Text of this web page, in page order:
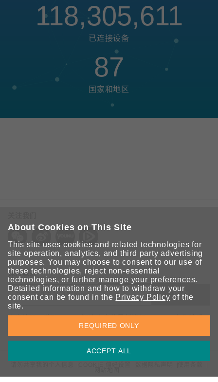
118,305,611
已连接设备
87
国家和地区
保持联系
提交
欢迎注册，获取 Moxa 解决方案的最新资讯。Moxa 充分尊重
您的隐私，绝不会透露您的邮箱信息。
About Cookies on This Site
This site uses cookies and related technologies for
site operation, analytics, and third party advertising
purposes. You may choose to consent to our use of
these technologies, reject non-essential
technologies, or further manage your preferences.
Detailed information and how to withdraw your
consent can be found in the Privacy Policy of the
site.
ACCEPT ALL
REQUIRED ONLY